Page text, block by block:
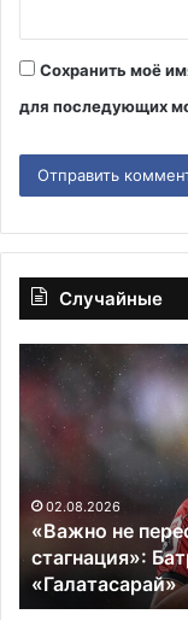
Сохранить моё
для последующих
Случайные
«Важно
не
пересидеть,
иначе
начнётся
стагнация»:
Батраков
может
перейти
«Галатасарай»
02.08.2026
«Важно не
стагнация»:
«Галатасарай»